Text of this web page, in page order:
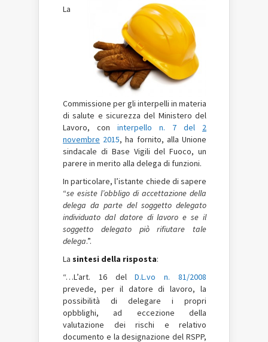
La
Commissione per gli interpelli in materia
di salute e sicurezza del Ministero del
Lavoro, con interpello n. 7 del 2
novembre 2015, ha fornito, alla Unione
sindacale di Base Vigili del Fuoco, un
parere in merito alla delega di funzioni.
In particolare, l’istante chiede di sapere
“se esiste l’obbligo di accettazione della
delega da parte del soggetto delegato
individuato dal datore di lavoro e se il
soggetto delegato piò rifiutare tale
delega.”.
La sintesi della risposta:
“…L’art. 16 delD.L.vo n. 81/2008
prevede, per il datore di lavoro, la
possibilità di delegare i propri
opbblighi, ad eccezione della
valutazione dei rischi e relativo
documento e la designazione del RSPP,